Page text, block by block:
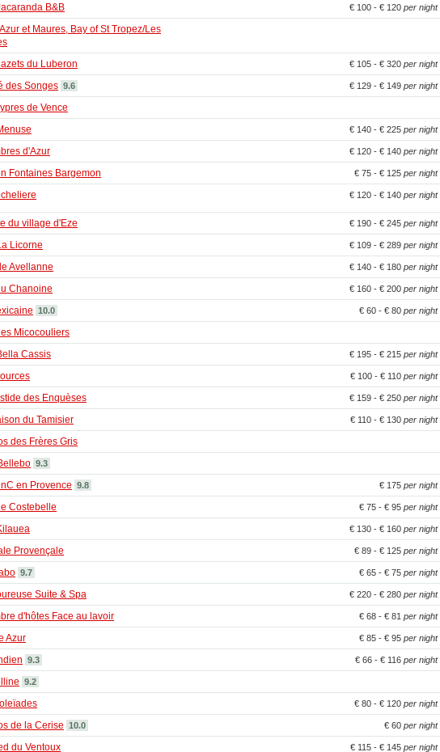
B&B € 100 - € 120 per night
et Maures, Bay of St Tropez/Les
du Luberon € 105 - € 320 per night
des Songes 9.6 € 129 - € 149 per night
de Vence
€ 140 - € 225 per night
d'Azur € 120 - € 140 per night
Fontaines Bargemon € 75 - € 125 per night
€ 120 - € 140 per night
du village d'Eze € 190 - € 245 per night
Licorne € 109 - € 289 per night
Avellanne € 140 - € 180 per night
Chanoine € 160 - € 200 per night
10.0 € 60 - € 80 per night
Micocouliers
Cassis € 195 - € 215 per night
€ 100 - € 110 per night
des Enquèses € 159 - € 250 per night
du Tamisier € 110 - € 130 per night
des Frères Gris
9.3
en Provence 9.8 € 175 per night
Costebelle € 75 - € 95 per night
€ 130 - € 160 per night
Provençale € 89 - € 125 per night
9.7 € 65 - € 75 per night
Suite & Spa € 220 - € 280 per night
d'hôtes Face au lavoir € 68 - € 81 per night
Azur € 85 - € 95 per night
9.3 € 66 - € 116 per night
9.2
€ 80 - € 120 per night
de la Cerise 10.0 € 60 per night
du Ventoux € 115 - € 145 per night